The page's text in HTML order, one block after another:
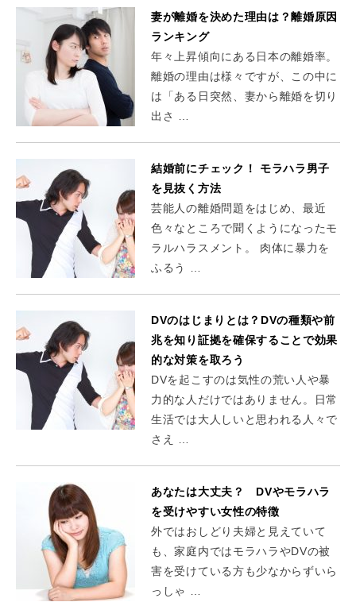
妻が離婚を決めた理由は？離婚原因
ランキング
年々上昇傾向にある日本の離婚率。
離婚の理由は様々ですが、この中に
は「ある日突然、妻から離婚を切り
出さ …
結婚前にチェック！ モラハラ男子
を見抜く方法
芸能人の離婚問題をはじめ、最近
色々なところで聞くようになったモ
ラルハラスメント。 肉体に暴力を
ふるう …
DVのはじまりとは？DVの種類や前
兆を知り証拠を確保することで効果
的な対策を取ろう
DVを起こすのは気性の荒い人や暴
力的な人だけではありません。日常
生活では大人しいと思われる人々で
さえ …
あなたは大丈夫？ DVやモラハラ
を受けやすい女性の特徴
外ではおしどり夫婦と見えていて
も、家庭内ではモラハラやDVの被
害を受けている方も少なからずいら
っしゃ …